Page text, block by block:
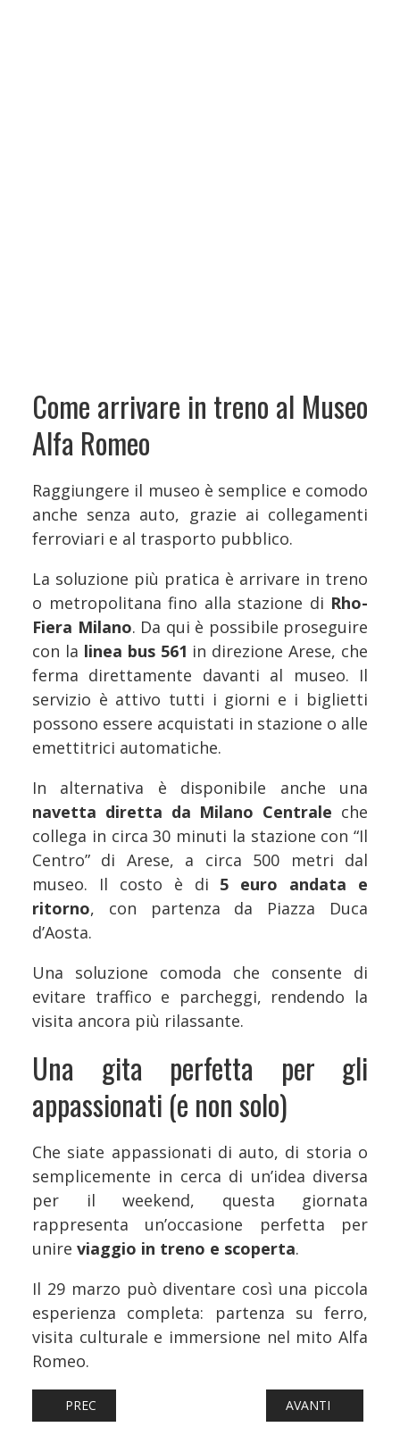
Come arrivare in treno al Museo
Alfa Romeo
Raggiungere il museo è semplice e comodo
anche senza auto, grazie ai collegamenti
ferroviari e al trasporto pubblico.
La soluzione più pratica è arrivare in treno
o metropolitana fino alla stazione di Rho-
Fiera Milano. Da qui è possibile proseguire
con la linea bus 561 in direzione Arese, che
ferma direttamente davanti al museo. Il
servizio è attivo tutti i giorni e i biglietti
possono essere acquistati in stazione o alle
emettitrici automatiche.
In alternativa è disponibile anche una
navetta diretta da Milano Centrale che
collega in circa 30 minuti la stazione con “Il
Centro” di Arese, a circa 500 metri dal
museo. Il costo è di 5 euro andata e
ritorno, con partenza da Piazza Duca
d’Aosta.
Una soluzione comoda che consente di
evitare traffico e parcheggi, rendendo la
visita ancora più rilassante.
Una gita perfetta per gli
appassionati (e non solo)
Che siate appassionati di auto, di storia o
semplicemente in cerca di un’idea diversa
per il weekend, questa giornata
rappresenta un’occasione perfetta per
unire viaggio in treno e scoperta.
Il 29 marzo può diventare così una piccola
esperienza completa: partenza su ferro,
visita culturale e immersione nel mito Alfa
Romeo.
ARTICOLO PRECEDENTE: TORNANO LE “GITE IN
PREC ARTICOLO
AVANTI